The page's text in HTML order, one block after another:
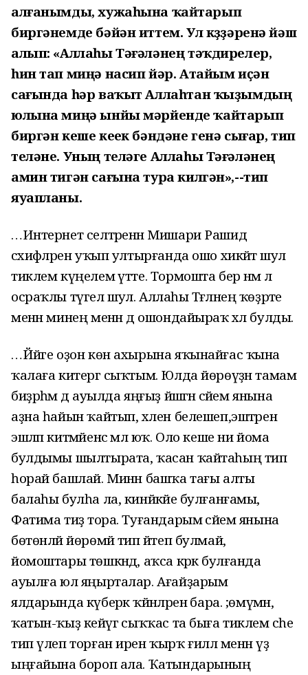
алғанымды, хужаһына ҡайтарып
биргәнемде бәйән иттем. Ул күҙҙәренә йәш
алып: «Аллаһы Тәғәләнең тәҡдирелер,
һин тап миңә насип йәр. Атайым иҫән
сағында һәр ваҡыт Аллаһтан ҡыҙымдың
юлына миңә ынйы мәрйенде ҡайтарып
биргән кеше кеүек бәндәне генә сығар, тип
теләне. Уның теләге Аллаһы Тәғәләнең
амин тигән сағына тура килгән»,--тип
яуапланы.
…Интернет селтәренән Мишари Рашид
сәхифәләрен уҡып ултырғанда ошо хикәйәт шул
тиклем күңелемә үтте. Тормошта бер нәмә лә
осраҡлы түгел шул. Аллаһы Тәғәләнең ҡөҙрәте
менән минең менән дә ошондайыраҡ хәл булды.
…Йәйге оҙон көн ахырына яҡынайғас ҡына
ҡалаға китергә сыҡтым. Юлда йөрөүҙән тамам
биҙрәһәм дә ауылда яңғыҙ йәшәгән әсәйем янына
аҙна һайын ҡайтып, хәлен белешеп,эштәрен
эшләп китмәйенсә әмәл юҡ. Оло кеше ни йома
булдымы шылтырата, ҡасан ҡайтаһың тип
һорай башлай. Минән башҡа тағы алты
балаһы булһа ла, кинйәкәйе булғанғамы,
Фатима тиҙә тора. Туғандарым әсәйем янына
бөтөнләй йөрөмәй тип әйтеп булмай,
йомоштары төшкәндә, аҡса кәрәк булғанда
ауылға юл яңырталар. Ағайҙарым
ялдарында күберәк ҡәйнәләренә бара. ;өмүмән,
ҡатын-ҡыҙ кейәүгә сыҡҡас та быға тиклем әсәһе
тип үлеп торған ирен ҡырҡ ғиллә менән үҙ
ыңғайына бороп ала. Ҡатындарының